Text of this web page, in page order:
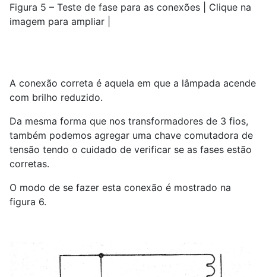
Figura 5 – Teste de fase para as conexões | Clique na
imagem para ampliar |
A conexão correta é aquela em que a lâmpada acende
com brilho reduzido.
Da mesma forma que nos transformadores de 3 fios,
também podemos agregar uma chave comutadora de
tensão tendo o cuidado de verificar se as fases estão
corretas.
O modo de se fazer esta conexão é mostrado na
figura 6.